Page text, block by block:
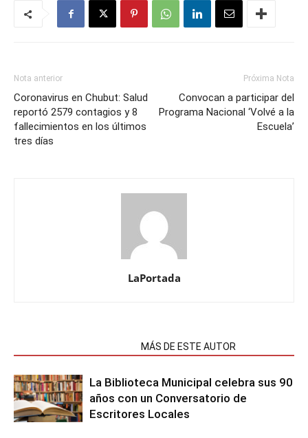
Nota anterior
Coronavirus en Chubut: Salud
reportó 2579 contagios y 8
fallecimientos en los últimos
tres días
Próxima Nota
Convocan a participar del
Programa Nacional ‘Volvé a la
Escuela’
LaPortada
MÁS DE ESTE AUTOR
La Biblioteca Municipal celebra sus 90
años con un Conversatorio de
Escritores Locales